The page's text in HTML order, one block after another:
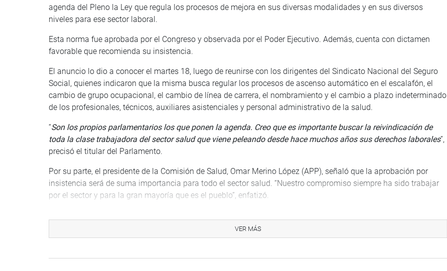
agenda del Pleno la Ley que regula los procesos de mejora en sus diversas modalidades y en sus diversos
niveles para ese sector laboral.
Esta norma fue aprobada por el Congreso y observada por el Poder Ejecutivo. Además, cuenta con dictamen
favorable que recomienda su insistencia.
El anuncio lo dio a conocer el martes 18, luego de reunirse con los dirigentes del Sindicato Nacional del Seguro
Social, quienes indicaron que la misma busca regular los procesos de ascenso automático en el escalafón, el
cambio de grupo ocupacional, el cambio de línea de carrera, el nombramiento y el cambio a plazo indeterminado
de los profesionales, técnicos, auxiliares asistenciales y personal administrativo de la salud.
“Son los propios parlamentarios los que ponen la agenda. Creo que es importante buscar la reivindicación de
toda la clase trabajadora del sector salud que viene peleando desde hace muchos años sus derechos laborales”,
precisó el titular del Parlamento.
Por su parte, el presidente de la Comisión de Salud, Omar Merino López (APP), señaló que la aprobación por
insistencia será de suma importancia para todo el sector salud. “Nuestro compromiso siempre ha sido trabajar
por el sector y para la gran mayoría que es el pueblo”, enfatizó.
VER MÁS